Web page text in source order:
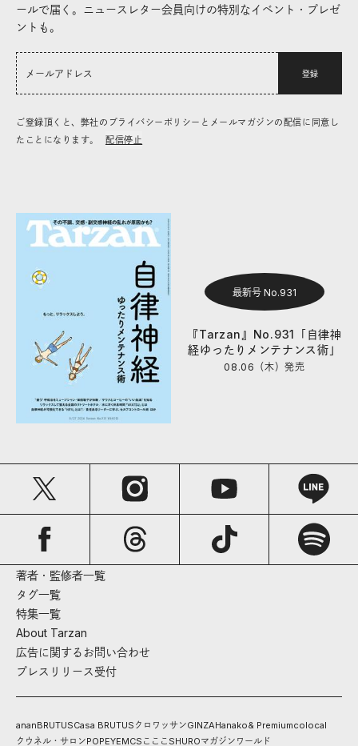
ールで届く。ニュースレター会員向けの特別なイベント・プレゼ
ントも。
登録
ご登録頂くと、弊社のプライバシーポリシーとメールマガジンの配信に同意し
たことになります。
配信停止
最新号 No.931
『Tarzan』No.931「自律神
経ゆったりメンテナンス術」
08.06（木）発売
著者・監修者一覧
タグ一覧
特集一覧
About Tarzan
広告に関するお問い合わせ
プレスリリース受付
ananBRUTUSCasa BRUTUS クロワッサンGINZAHanako& Premiumcolocal
クウネル・サロンPOPEYEMCS こここ SHUROマガジンワールド